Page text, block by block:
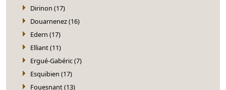
Dirinon (17)
Douarnenez (16)
Edern (17)
Elliant (11)
Ergué-Gabéric (7)
Esquibien (17)
Fouesnant (13)